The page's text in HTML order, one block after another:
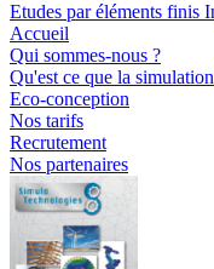
Etudes par éléments finis
Accueil
Qui sommes-nous ?
Qu'est ce que la
Eco-conception
Nos tarifs
Recrutement
Nos partenaires